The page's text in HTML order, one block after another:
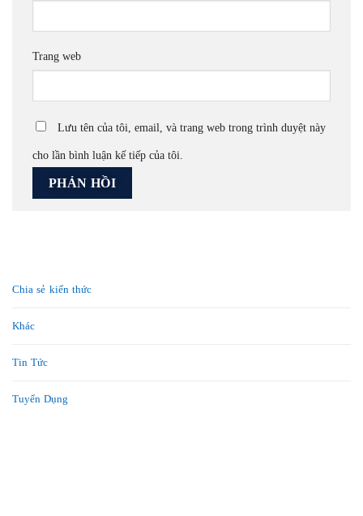
Chia sẻ kiến thức
Khác
Tin Tức
Tuyển Dụng
Trang web
Lưu tên của tôi, email, và trang web trong trình duyệt này
cho lần bình luận kế tiếp của tôi.